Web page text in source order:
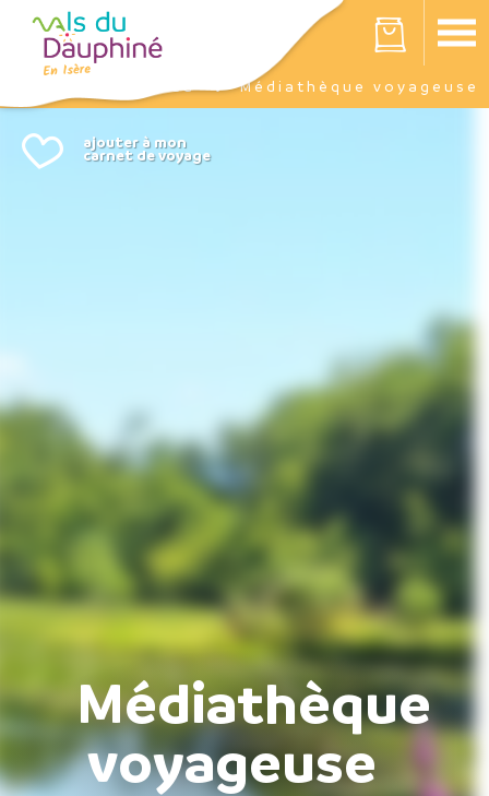
Votre panier est vide
Agenda Médiathèque voyageuse
Médiathèque
voyageuse
Panneau de gestion des cookies